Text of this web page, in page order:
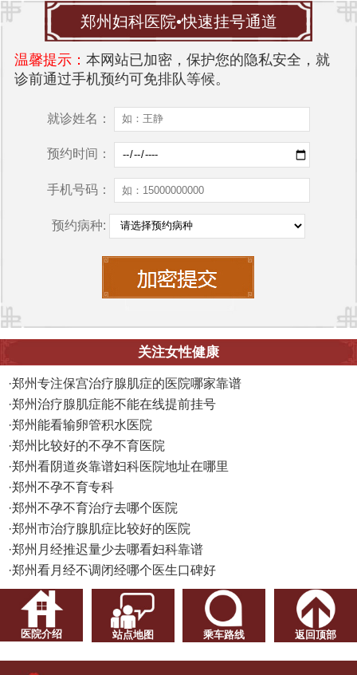
郑州妇科医院•快速挂号通道
温馨提示： 本网站已加密，保护您的隐私安全，就
诊前通过手机预约可免排队等候。
就诊姓名：
预约时间：
手机号码：
预约病种:
关注女性健康
·郑州专注保宫治疗腺肌症的医院哪家靠谱
·郑州治疗腺肌症能不能在线提前挂号
·郑州能看输卵管积水医院
·郑州比较好的不孕不育医院
·郑州看阴道炎靠谱妇科医院地址在哪里
·郑州不孕不育专科
·郑州不孕不育治疗去哪个医院
·郑州市治疗腺肌症比较好的医院
·郑州月经推迟量少去哪看妇科靠谱
·郑州看月经不调闭经哪个医生口碑好
医院介绍 站点地图 乘车路线 返回顶部